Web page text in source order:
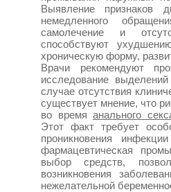
Выявление признаков
немедленного
самолечение и
способствуют
хроническую форму,
Врачи рекомендуют
исследование
случае отсутствия
существует мнение, что
во время анального
Этот факт требует
проникновения
фармацевтическая
выбор средств,
возникновения
нежелательной